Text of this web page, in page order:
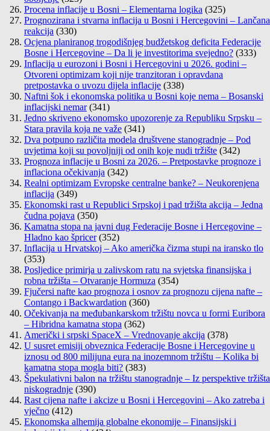
Procena inflacije u Bosni – Elementarna logika (325)
Prognozirana i stvarna inflacija u Bosni i Hercegovini – Lančana
reakcija (330)
Ocjena planiranog trogodišnjeg budžetskog deficita Federacije
Bosne i Hercegovine – Da li je investitorima svejedno? (333)
Inflacija u eurozoni i Bosni i Hercegovini u 2026. godini –
Otvoreni optimizam koji nije tranzitoran i opravdana
pretpostavka o uvozu dijela inflacije (338)
Naftni šok i ekonomska politika u Bosni koje nema – Bosanski
inflacijski nemar (341)
Jedno skriveno ekonomsko upozorenje za Republiku Srpsku –
Stara pravila koja ne važe (341)
Dva potpuno različita modela društvene stanogradnje – Pod
uvjetima koji su povoljniji od onih koje nudi tržište (342)
Prognoza inflacije u Bosni za 2026. – Pretpostavke prognoze i
inflaciona očekivanja (342)
Realni optimizam Evropske centralne banke? – Neukorenjena
inflacija (349)
Ekonomski rast u Republici Srpskoj i pad tržišta akcija – Jedna
čudna pojava (350)
Kamatna stopa na javni dug Federacije Bosne i Hercegovine –
Hladno kao špricer (352)
Inflacija u Hrvatskoj – Ako američka čizma stupi na iransko tlo
(353)
Posljedice primirja u zalivskom ratu na svjetska finansijska i
robna tržišta – Otvaranje Hormuza (354)
Fjučersi nafte kao prognoza i osnov za prognozu cijena nafte –
Contango i Backwardation (360)
Očekivanja na međubankarskom tržištu novca u formi Euribora
– Hibridna kamatna stopa (362)
Američki i srpski SpaceX – Vrednovanje akcija (378)
U susret emisiji obveznica Federacije Bosne i Hercegovine u
iznosu od 800 milijuna eura na inozemnom tržištu – Kolika bi
kamatna stopa mogla biti? (383)
Špekulativni balon na tržištu stanogradnje – Iz perspektive tržišta
niskogradnje (390)
Rast cijena nafte i akcize u Bosni i Hercegovini – Ako zatreba i
vječno (412)
Ekonomska alhemija globalne ekonomije – Finansijski i